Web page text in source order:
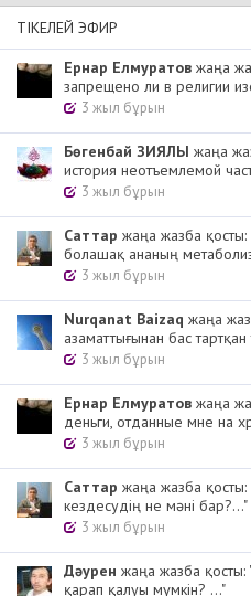
ТІКЕЛЕЙ ЭФИР
Ернар Елмуратов жаңа
запрещено ли в религии
3 жыл бұрын
Бөгенбай ЗИЯЛЫ жаңа
история неотъемлемой
3 жыл бұрын
Cаттар жаңа жазба қосты:
болашақ ананың
3 жыл бұрын
Nurqanat Baizaq жаңа
азаматтығынан бас тартқан
3 жыл бұрын
Ернар Елмуратов жаңа
деньги, отданные мне на
3 жыл бұрын
Cаттар жаңа жазба
кездесудің не мәні бар?..."
3 жыл бұрын
Дәурен жаңа жазба қосты:
қарап қалуы мүмкін? ..."